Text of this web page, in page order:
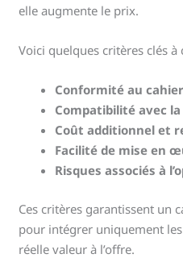
elle augmente le prix.
Voici quelques critères clés à
Conformité au
Compatibilité avec
Coût additionnel et
Facilité de mise en
Risques associés à
Ces critères garantissent un
pour intégrer uniquement
réelle valeur à l’offre.